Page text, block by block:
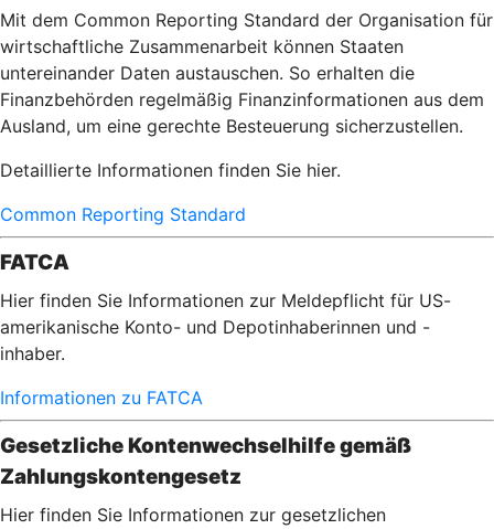
Mit dem Common Reporting Standard der Organisation für
wirtschaftliche Zusammenarbeit können Staaten
untereinander Daten austauschen. So erhalten die
Finanzbehörden regelmäßig Finanzinformationen aus dem
Ausland, um eine gerechte Besteuerung sicherzustellen.
Detaillierte Informationen finden Sie hier.
Common Reporting Standard
FATCA
Hier finden Sie Informationen zur Meldepflicht für US-
amerikanische Konto- und Depotinhaberinnen und -
inhaber.
Informationen zu FATCA
Gesetzliche Kontenwechselhilfe gemäß
Zahlungskontengesetz
Hier finden Sie Informationen zur gesetzlichen